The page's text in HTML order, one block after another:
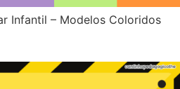
Infantil – Modelos Coloridos